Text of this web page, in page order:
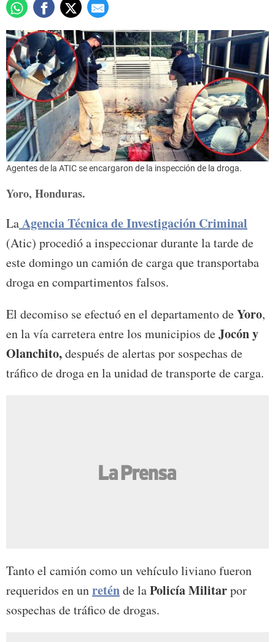
Agentes de la ATIC se encargaron de la inspección de la droga.
Yoro, Honduras.
LaAgencia Técnica de Investigación Criminal
(Atic) procedió a inspeccionar durante la tarde de
este domingo un camión de carga que transportaba
droga en compartimentos falsos.
El decomiso se efectuó en el departamento deYoro,
en la vía carretera entre los municipios deJocón y
Olanchito,después de alertas por sospechas de
tráfico de droga en la unidad de transporte de carga.
Tanto el camión como un vehículo liviano fueron
requeridos en unreténde laPolicía Militarpor
sospechas de tráfico de drogas.